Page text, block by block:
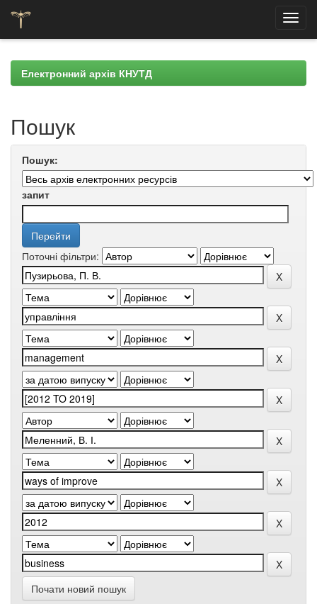
navigationЕлектронний архів КНУТД
Пошук
Пошук:
запит
Поточні фільтри:
Почати новий пошук